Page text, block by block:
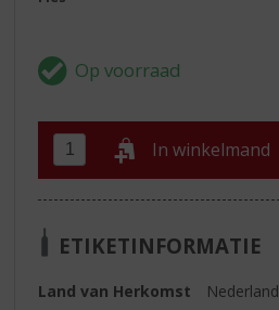
In winkelmand
ETIKETINFORMATIE
Land van Herkomst
Nederland